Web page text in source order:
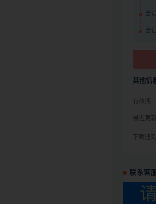
会员
会员
其他信
有效期
最近更新
下载遇
联系客